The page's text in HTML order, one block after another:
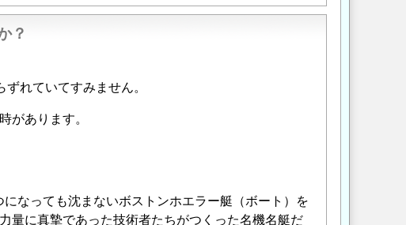
？
れていてすみません。
があります。
なっても沈まないボストンホエラー艇（ボート）を
量に真摯であった技術者たちがつくった名機名艇だ